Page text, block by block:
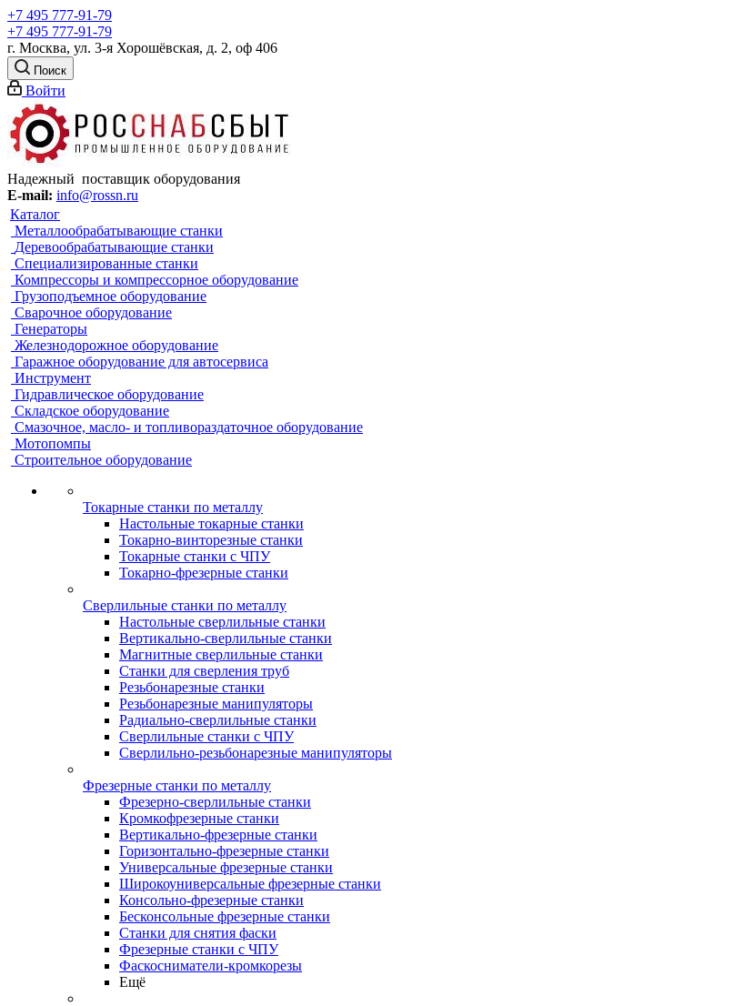
+7 495 777-91-79
+7 495 777-91-79
г. Москва, ул. 3-я Хорошёвская, д. 2, оф 406
Поиск
Войти
Надежный поставщик оборудования
E-mail: info@rossn.ru
Каталог
Металлообрабатывающие станки
Деревообрабатывающие станки
Специализированные станки
Компрессоры и компрессорное оборудование
Грузоподъемное оборудование
Сварочное оборудование
Генераторы
Железнодорожное оборудование
Гаражное оборудование для автосервиса
Инструмент
Гидравлическое оборудование
Складское оборудование
Смазочное, масло- и топливораздаточное оборудование
Мотопомпы
Строительное оборудование
Токарные станки по металлу
Настольные токарные станки
Токарно-винторезные станки
Токарные станки с ЧПУ
Токарно-фрезерные станки
Сверлильные станки по металлу
Настольные сверлильные станки
Вертикально-сверлильные станки
Магнитные сверлильные станки
Станки для сверления труб
Резьбонарезные станки
Резьбонарезные манипуляторы
Радиально-сверлильные станки
Сверлильные станки с ЧПУ
Сверлильно-резьбонарезные манипуляторы
Фрезерные станки по металлу
Фрезерно-сверлильные станки
Кромкофрезерные станки
Вертикально-фрезерные станки
Горизонтально-фрезерные станки
Универсальные фрезерные станки
Широкоуниверсальные фрезерные станки
Консольно-фрезерные станки
Бесконсольные фрезерные станки
Станки для снятия фаски
Фрезерные станки с ЧПУ
Фаскосниматели-кромкорезы
Ещё